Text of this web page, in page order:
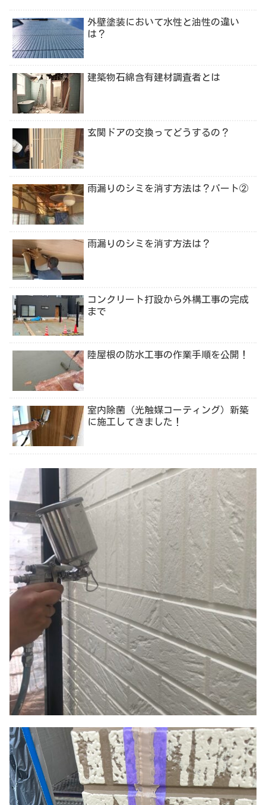
外壁塗装において水性と油性の違い
は？
建築物石綿含有建材調査者とは
玄関ドアの交換ってどうするの？
雨漏りのシミを消す方法は？パート②
雨漏りのシミを消す方法は？
コンクリート打設から外構工事の完成
まで
陸屋根の防水工事の作業手順を公開！
室内除菌（光触媒コーティング）新築
に施工してきました！